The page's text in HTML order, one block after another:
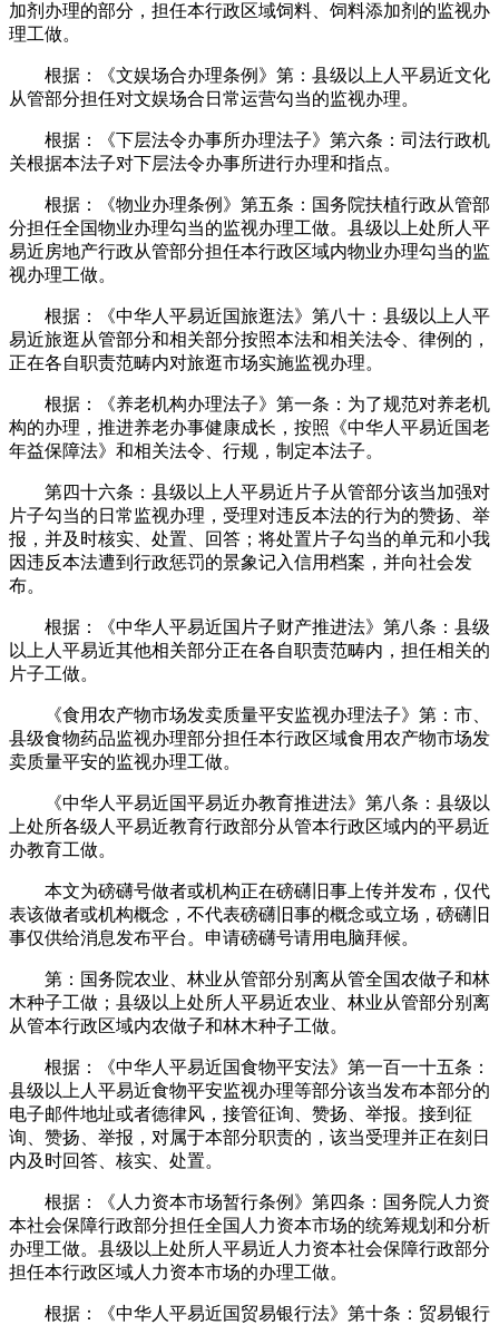
加剂办理的部分，担任本行政区域饲料、饲料添加剂的监视办
理工做。
根据：《文娱场合办理条例》第：县级以上人平易近文化
从管部分担任对文娱场合日常运营勾当的监视办理。
根据：《下层法令办事所办理法子》第六条：司法行政机
关根据本法子对下层法令办事所进行办理和指点。
根据：《物业办理条例》第五条：国务院扶植行政从管部
分担任全国物业办理勾当的监视办理工做。县级以上处所人平
易近房地产行政从管部分担任本行政区域内物业办理勾当的监
视办理工做。
根据：《中华人平易近国旅逛法》第八十：县级以上人平
易近旅逛从管部分和相关部分按照本法和相关法令、律例的，
正在各自职责范畴内对旅逛市场实施监视办理。
根据：《养老机构办理法子》第一条：为了规范对养老机
构的办理，推进养老办事健康成长，按照《中华人平易近国老
年益保障法》和相关法令、行规，制定本法子。
第四十六条：县级以上人平易近片子从管部分该当加强对
片子勾当的日常监视办理，受理对违反本法的行为的赞扬、举
报，并及时核实、处置、回答；将处置片子勾当的单元和小我
因违反本法遭到行政惩罚的景象记入信用档案，并向社会发
布。
根据：《中华人平易近国片子财产推进法》第八条：县级
以上人平易近其他相关部分正在各自职责范畴内，担任相关的
片子工做。
《食用农产物市场发卖质量平安监视办理法子》第：市、
县级食物药品监视办理部分担任本行政区域食用农产物市场发
卖质量平安的监视办理工做。
《中华人平易近国平易近办教育推进法》第八条：县级以
上处所各级人平易近教育行政部分从管本行政区域内的平易近
办教育工做。
本文为磅礴号做者或机构正在磅礴旧事上传并发布，仅代
表该做者或机构概念，不代表磅礴旧事的概念或立场，磅礴旧
事仅供给消息发布平台。申请磅礴号请用电脑拜候。
第：国务院农业、林业从管部分别离从管全国农做子和林
木种子工做；县级以上处所人平易近农业、林业从管部分别离
从管本行政区域内农做子和林木种子工做。
根据：《中华人平易近国食物平安法》第一百一十五条：
县级以上人平易近食物平安监视办理等部分该当发布本部分的
电子邮件地址或者德律风，接管征询、赞扬、举报。接到征
询、赞扬、举报，对属于本部分职责的，该当受理并正在刻日
内及时回答、核实、处置。
根据：《人力资本市场暂行条例》第四条：国务院人力资
本社会保障行政部分担任全国人力资本市场的统筹规划和分析
办理工做。县级以上处所人平易近人力资本社会保障行政部分
担任本行政区域人力资本市场的办理工做。
根据：《中华人平易近国贸易银行法》第十条：贸易银行